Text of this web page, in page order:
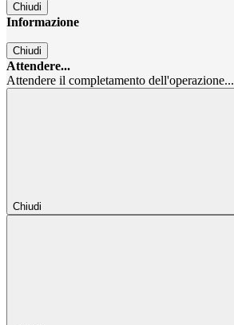
Chiudi
Informazione
Chiudi
Attendere...
Attendere il completamento dell'operazione...
Chiudi